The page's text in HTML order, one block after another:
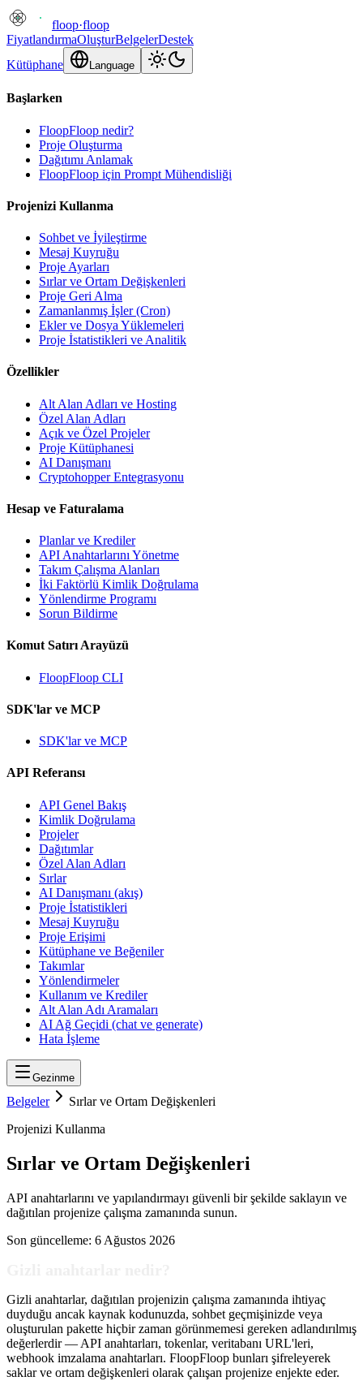
floop·floop
FiyatlandırmaOluşturBelgelerDestek
Kütüphane
Language
Başlarken
FloopFloop nedir?
Proje Oluşturma
Dağıtımı Anlamak
FloopFloop için Prompt Mühendisliği
Projenizi Kullanma
Sohbet ve İyileştirme
Mesaj Kuyruğu
Proje Ayarları
Sırlar ve Ortam Değişkenleri
Proje Geri Alma
Zamanlanmış İşler (Cron)
Ekler ve Dosya Yüklemeleri
Proje İstatistikleri ve Analitik
Özellikler
Alt Alan Adları ve Hosting
Özel Alan Adları
Açık ve Özel Projeler
Proje Kütüphanesi
AI Danışmanı
Cryptohopper Entegrasyonu
Hesap ve Faturalama
Planlar ve Krediler
API Anahtarlarını Yönetme
Takım Çalışma Alanları
İki Faktörlü Kimlik Doğrulama
Yönlendirme Programı
Sorun Bildirme
Komut Satırı Arayüzü
FloopFloop CLI
SDK'lar ve MCP
SDK'lar ve MCP
API Referansı
API Genel Bakış
Kimlik Doğrulama
Projeler
Dağıtımlar
Özel Alan Adları
Sırlar
AI Danışmanı (akış)
Proje İstatistikleri
Mesaj Kuyruğu
Proje Erişimi
Kütüphane ve Beğeniler
Takımlar
Yönlendirmeler
Kullanım ve Krediler
Alt Alan Adı Aramaları
AI Ağ Geçidi (chat ve generate)
Hata İşleme
Gezinme
Belgeler
Sırlar ve Ortam Değişkenleri
Projenizi Kullanma
Sırlar ve Ortam Değişkenleri
API anahtarlarını ve yapılandırmayı güvenli bir şekilde saklayın ve
dağıtılan projenize çalışma zamanında sunun.
Son güncelleme: 6 Ağustos 2026
Gizli anahtarlar, dağıtılan projenizin çalışma zamanında ihtiyaç
duyduğu ancak kaynak kodunuzda, sohbet geçmişinizde veya
oluşturulan pakette hiçbir zaman görünmemesi gereken adlandırılmış
değerlerdir — API anahtarları, tokenlar, veritabanı URL'leri,
webhook imzalama anahtarları. FloopFloop bunları şifreleyerek
saklar ve ortam değişkenleri olarak çalışan projenize enjekte eder.